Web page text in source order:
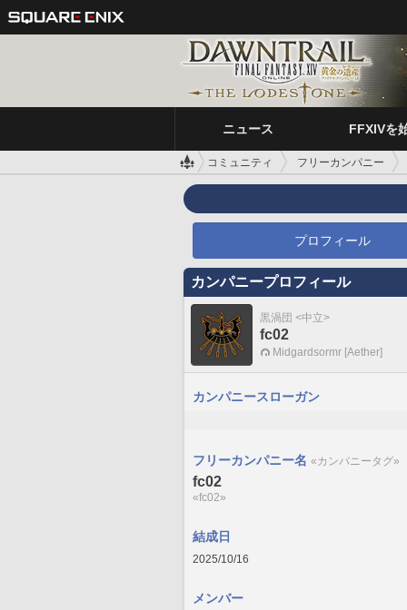
ニュース FFXIVを
コミュニティ フリーカンパニー
プロフィール
カンパニープロフィール
黒渦団 <中立>
fc02
Midgardsormr [Aether]
カンパニースローガン
フリーカンパニー名 «カンパニータグ»
fc02
«fc02»
結成日
2025/10/16
メンバー